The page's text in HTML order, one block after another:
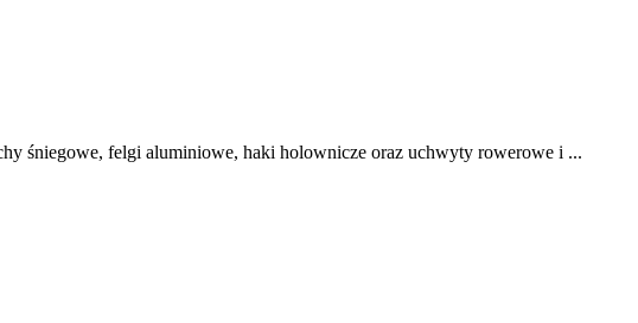
śniegowe, felgi aluminiowe, haki holownicze oraz uchwyty rowerowe i ...